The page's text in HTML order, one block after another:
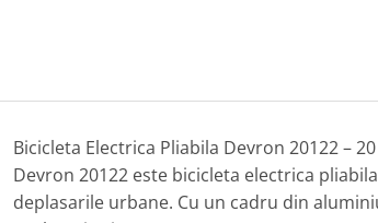
Bicicleta Electrica Pliabila Devron 20122 –
Devron 20122 este bicicleta electrica
deplasarile urbane. Cu un cadru din